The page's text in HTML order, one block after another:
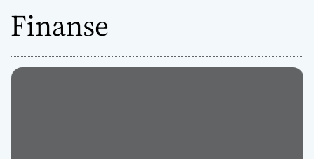
Finanse